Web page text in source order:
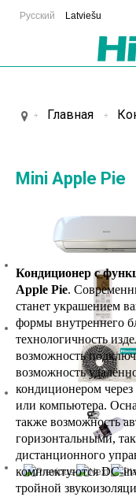
Русский Latviešu
Главная
Mini Apple Pie
Кондиционер с
Apple Pie.
станет украшением
формы внутреннего
технологичность
возможность
возможность
кондиционером
или компьютера. О
также возможность
горизонтальными,
дистанционного
комплектуютсяDC-
тройной